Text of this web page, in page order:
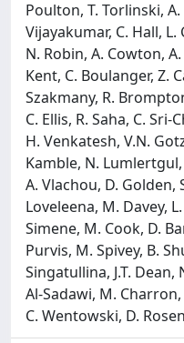
Poulton, T. Torlinski,
Vijayakumar, C. Hall, L.
N. Robin, A. Cowton,
Kent, C. Boulanger, Z.
Szakmany, R.
C. Ellis, R. Saha, C.
H. Venkatesh, V.N.
Kamble, N. Lumlertgul,
A. Vlachou, D. Golden,
Loveleena, M. Davey,
Simene, M. Cook, D.
Purvis, M. Spivey, B.
Singatullina, J.T. Dean,
Al-Sadawi, M.
C. Wentowski, D.